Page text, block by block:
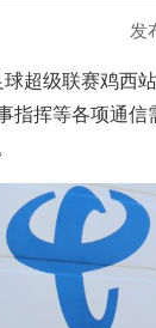
发
球超级联赛鸡西
指挥等各项通